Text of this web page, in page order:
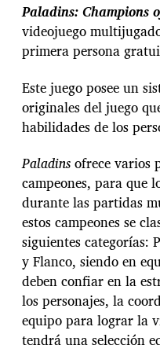
Paladins: Champions
videojuego
primera persona
Este juego posee un
originales del juego
habilidades de los
Paladinsofrece varios
campeones, para que
durante las partidas
estos campeones se
siguientes categorías:
y Flanco, siendo en
deben confiar en la
los personajes, la
equipo para lograr la
tendrá una selección